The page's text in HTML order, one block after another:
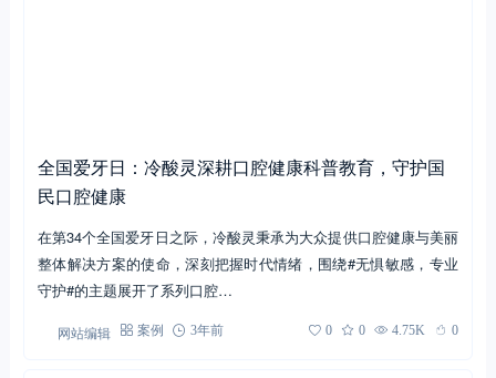
全国爱牙日：冷酸灵深耕口腔健康科普教育，守护国
民口腔健康
在第34个全国爱牙日之际，冷酸灵秉承为大众提供口腔健康与美丽
整体解决方案的使命，深刻把握时代情绪，围绕#无惧敏感，专业
守护#的主题展开了系列口腔…
网站编辑 案例 3年前 0 0 4.75K 0